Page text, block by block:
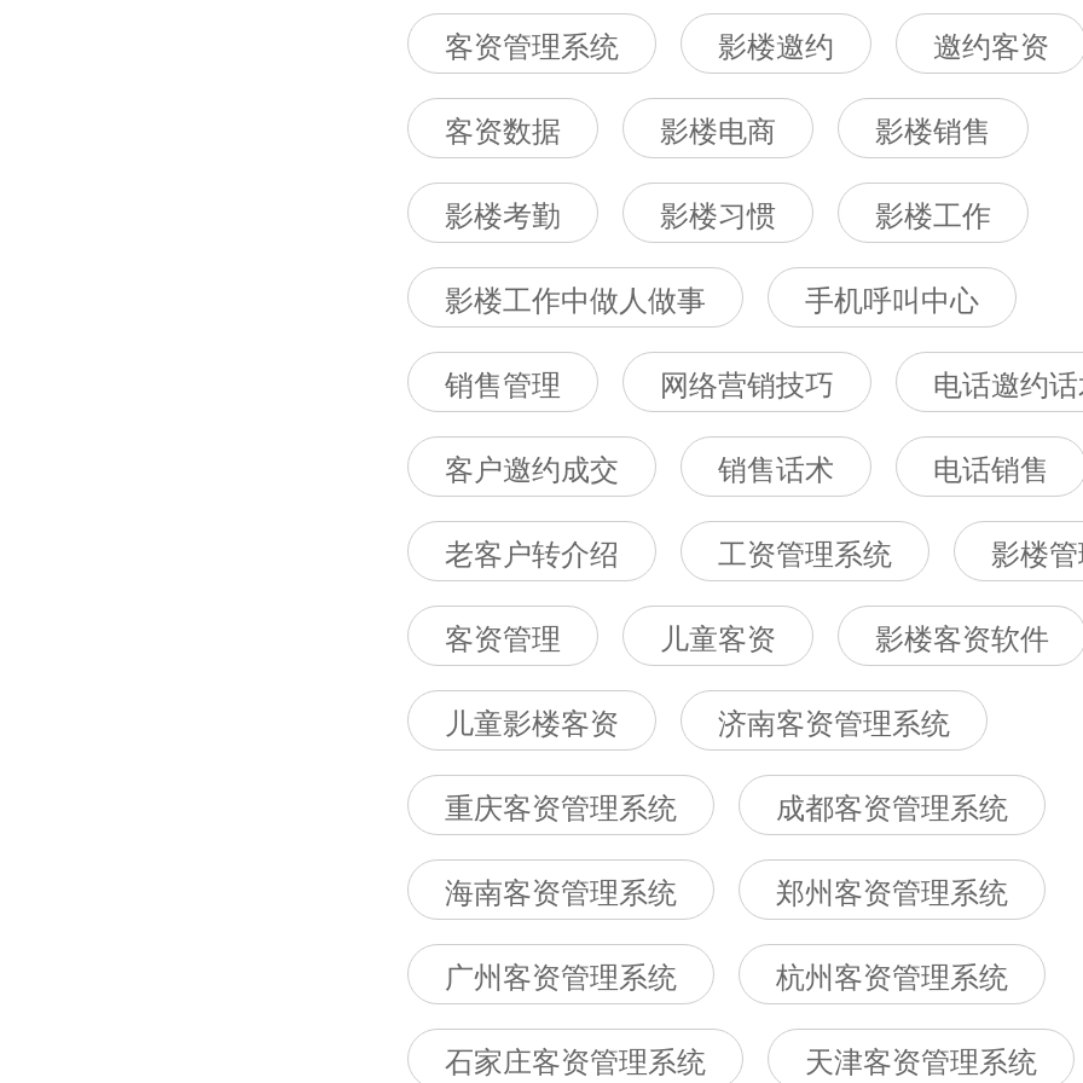
客资管理系统 影楼邀约
邀约客资
客资数据
影楼电商
影楼销售
影楼考勤
影楼习惯
影楼工作
影楼工作中做人做事
手机呼叫中心
销售管理
网络营销技巧
电话邀约
客户邀约成交
销售话术
电话销售
老客户转介绍
工资管理系统
影楼
客资管理
儿童客资
影楼客资软件
儿童影楼客资
济南客资管理系统
重庆客资管理系统
成都客资管理系统
海南客资管理系统
郑州客资管理系统
广州客资管理系统
杭州客资管理系统
石家庄客资管理系统
天津客资管理系统